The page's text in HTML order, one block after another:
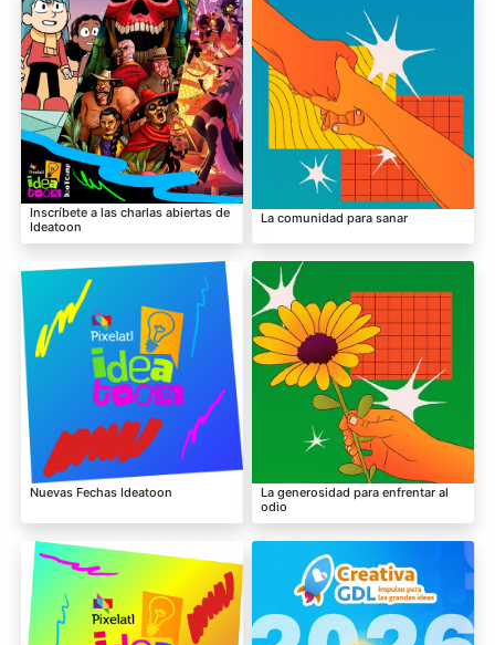
Inscríbete a las charlas abiertas de
Ideatoon
La comunidad para sanar
Nuevas Fechas Ideatoon
La generosidad para enfrentar al
odio